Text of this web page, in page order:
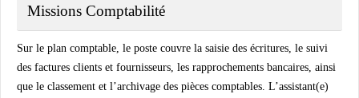
Missions Comptabilité
Sur le plan comptable, le poste couvre la saisie des écritures, le suivi
des factures clients et fournisseurs, les rapprochements bancaires, ainsi
que le classement et l’archivage des pièces comptables. L’assistant(e)